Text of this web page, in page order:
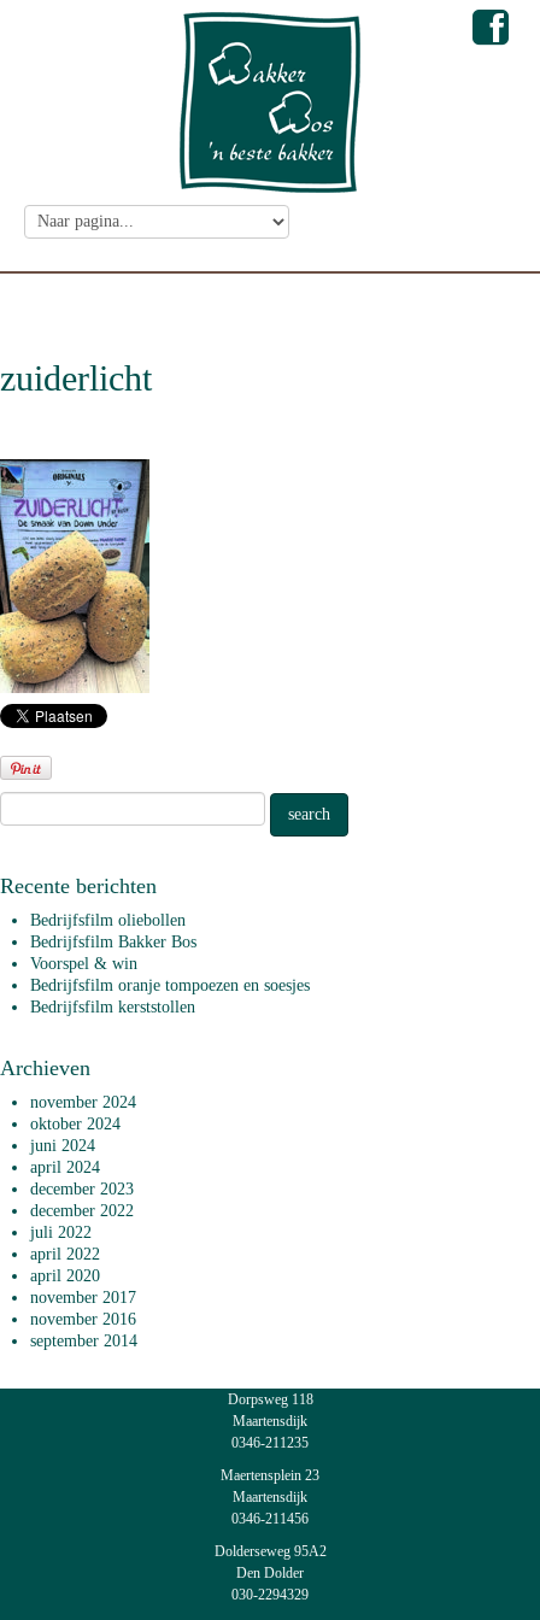
zuiderlicht
Recente berichten
Bedrijfsfilm oliebollen
Bedrijfsfilm Bakker Bos
Voorspel & win
Bedrijfsfilm oranje tompoezen en soesjes
Bedrijfsfilm kerststollen
Archieven
november 2024
oktober 2024
juni 2024
april 2024
december 2023
december 2022
juli 2022
april 2022
april 2020
november 2017
november 2016
september 2014
Dorpsweg 118
Maartensdijk
0346-211235
Maertensplein 23
Maartensdijk
0346-211456
Dolderseweg 95A2
Den Dolder
030-2294329